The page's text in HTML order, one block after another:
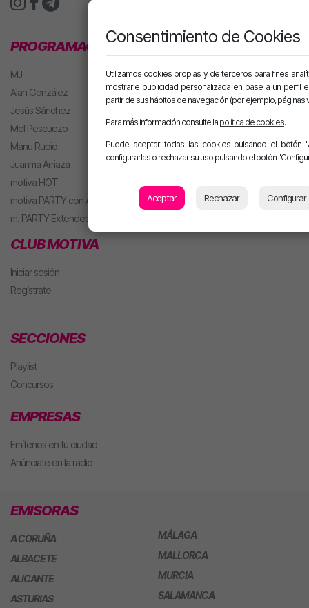
PROGRAMACIÓN
MJ
Alan González
Jesús Sánchez
Mel Pescuezo
Manu Rubio
Juanma Arriaza
motiva HOT
motiva PARTY con Alan
m. PARTY Extended
CLUB MOTIVA
Iniciar sesión
Regístrate
SECCIONES
Playlist
Concursos
EMPRESAS
Emítenos en tu ciudad
Anúnciate en la radio
EMISORAS
A CORUÑA
ALBACETE
ALICANTE
ASTURIAS
MÁLAGA
MALLORCA
MURCIA
SALAMANCA
Consentimiento de Cookies
Utilizamos cookies propias y de terceros para fines
mostrarle publicidad personalizada en base a un perfil
partir de sus hábitos de navegación (por ejemplo, páginas
Para más información consulte la política de cookies.
Puede aceptar todas las cookies pulsando el botón
configurarlas o rechazar su uso pulsando el botón
Aceptar Rechazar Configurar